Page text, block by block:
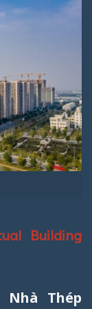
Building
Nhà Thép